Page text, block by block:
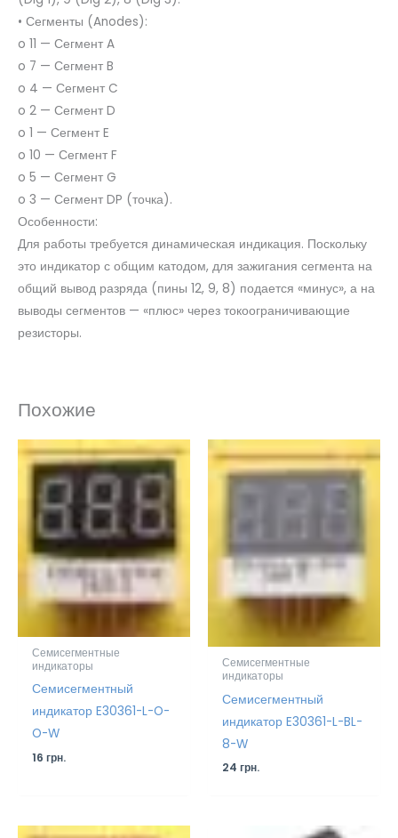
• Сегменты (Anodes):
o 11 — Сегмент A
o 7 — Сегмент B
o 4 — Сегмент C
o 2 — Сегмент D
o 1 — Сегмент E
o 10 — Сегмент F
o 5 — Сегмент G
o 3 — Сегмент DP (точка).
Особенности:
Для работы требуется динамическая индикация. Поскольку
это индикатор с общим катодом, для зажигания сегмента на
общий вывод разряда (пины 12, 9, 8) подается «минус», а на
выводы сегментов — «плюс» через токоограничивающие
резисторы.
Похожие
Семисегментные
индикаторы
Семисегментный
индикатор E30361-L-O-
O-W
16грн.
Семисегментные
индикаторы
Семисегментный
индикатор E30361-L-BL-
8-W
24грн.